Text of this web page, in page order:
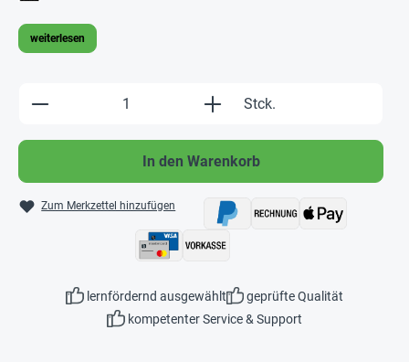
weiterlesen
Produkt Anzahl: Gib den gewünschten
Stck.
In den Warenkorb
Zum Merkzettel hinzufügen
lernfördernd ausgewählt
geprüfte Qualität
kompetenter Service & Support